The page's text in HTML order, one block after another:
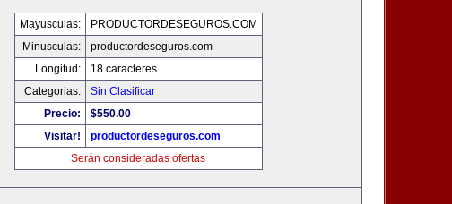
Mayusculas:
PRODUCTORDESEGUROS.COM
Minusculas:
productordeseguros.com
Longitud:
18 caracteres
Categorias:
Sin Clasificar
Precio:
$550.00
Visitar!
productordeseguros.com
Serán consideradas ofertas